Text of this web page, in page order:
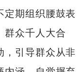
定期组织腰鼓表
群众千人大合
，引导群众从非